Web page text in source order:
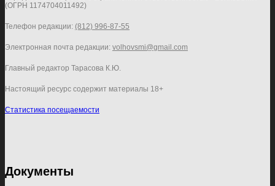
(ОГРН 1174704011492)
Телефон редакции: (812) 996-87-55
Электронная почта редакции: volhovsmi@gmail.com
Главный редактор Тарасова К.Ю.
Настоящий ресурс содержит материалы 18+
Статистика посещаемости
Документы